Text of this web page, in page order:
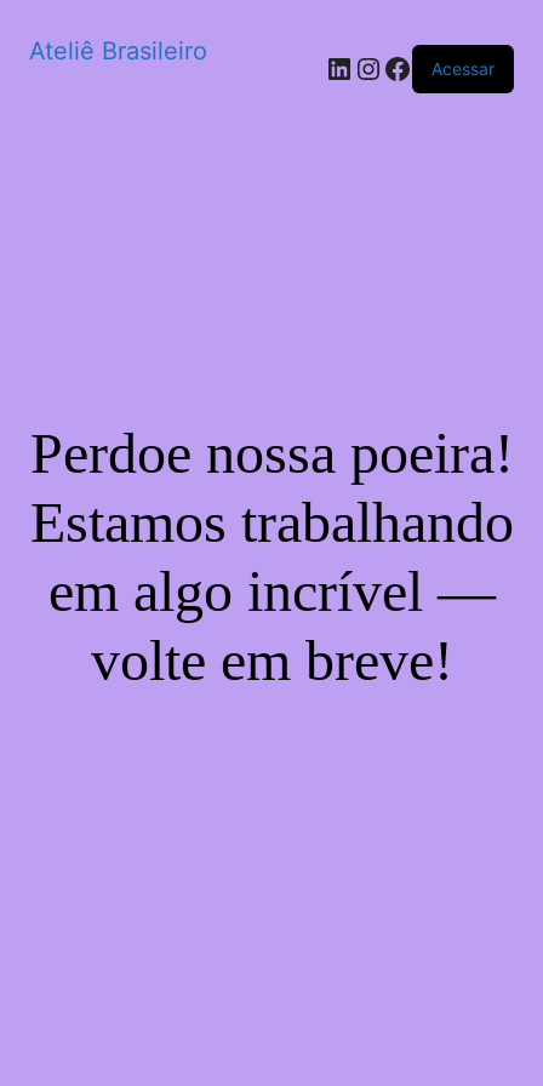
Ateliê Brasileiro LinkedIn
Instagram
Facebook
Acessar
Perdoe nossa poeira!
Estamos trabalhando
em algo incrível —
volte em breve!